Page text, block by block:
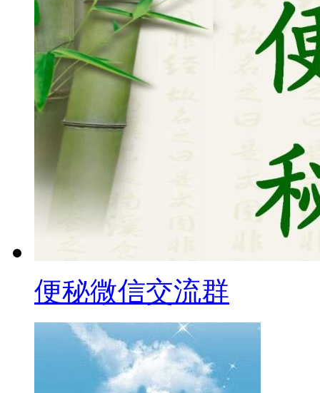
便秘微信交流群